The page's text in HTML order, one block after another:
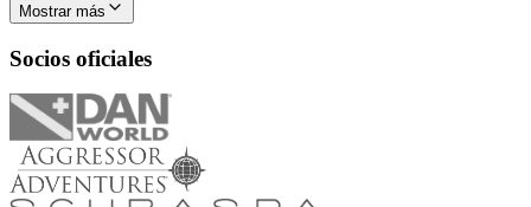
Mostrar más
Socios oficiales